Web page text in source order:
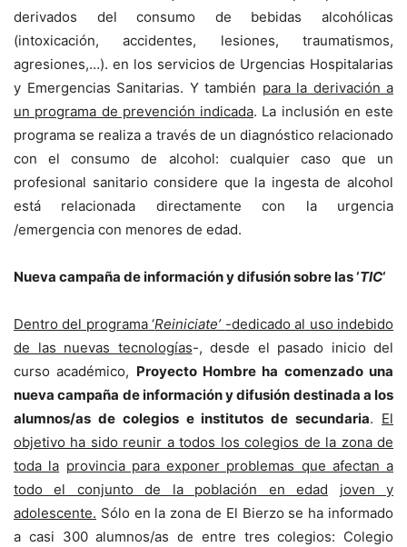
derivados del consumo de bebidas alcohólicas
(intoxicación, accidentes, lesiones, traumatismos,
agresiones,…). en los servicios de Urgencias Hospitalarias
y Emergencias Sanitarias. Y también para la derivación a
un programa de prevención indicada. La inclusión en este
programa se realiza a través de un diagnóstico relacionado
con el consumo de alcohol: cualquier caso que un
profesional sanitario considere que la ingesta de alcohol
está relacionada directamente con la urgencia
/emergencia con menores de edad.
Nueva campaña de información y difusión sobre las ‘TIC‘
Dentro del programa ‘Reiniciate’ -dedicado al uso indebido
de las nuevas tecnologías-, desde el pasado inicio del
curso académico, Proyecto Hombre ha comenzado una
nueva campaña de información y difusión destinada a los
alumnos/as de colegios e institutos de secundaria. El
objetivo ha sido reunir a todos los colegios de la zona de
toda la provincia para exponer problemas que afectan a
todo el conjunto de la población en edad
joven y
adolescente. Sólo en la zona de El Bierzo se ha informado
a casi 300 alumnos/as de entre tres colegios: Colegio